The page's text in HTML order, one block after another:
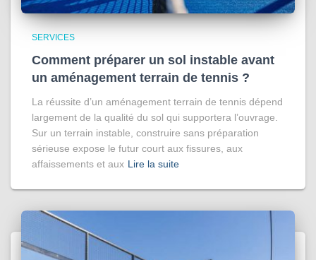
SERVICES
Comment préparer un sol instable avant
un aménagement terrain de tennis ?
La réussite d’un aménagement terrain de tennis dépend
largement de la qualité du sol qui supportera l’ouvrage.
Sur un terrain instable, construire sans préparation
sérieuse expose le futur court aux fissures, aux
affaissements et aux Lire la suite